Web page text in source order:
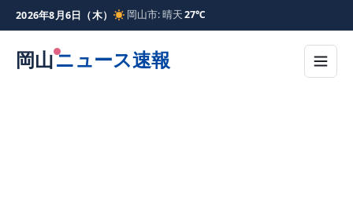
2026年8月6日（木） 岡山市: 晴天27℃
岡山ニュース速報